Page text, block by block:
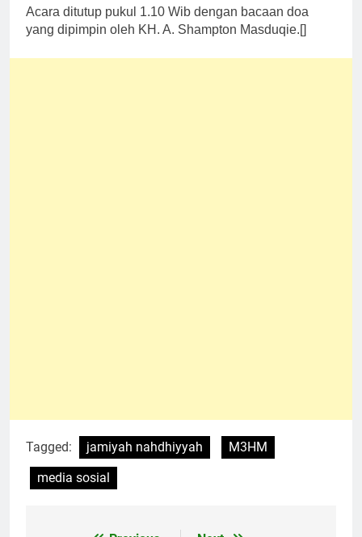
Acara ditutup pukul 1.10 Wib dengan bacaan doa
yang dipimpin oleh KH. A. Shampton Masduqie.[]
Tagged: jamiyah nahdhiyyah
M3HM
media sosial